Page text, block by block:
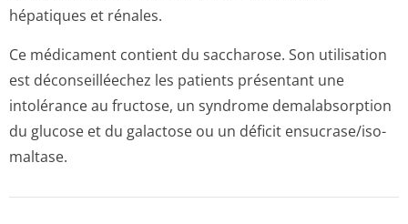
hépatiques et rénales.
Ce médicament contient du saccharose. Son utilisation
est déconseilléechez les patients présentant une
intolérance au fructose, un syndrome demalabsorption
du glucose et du galactose ou un déficit ensucrase/iso­
maltase.